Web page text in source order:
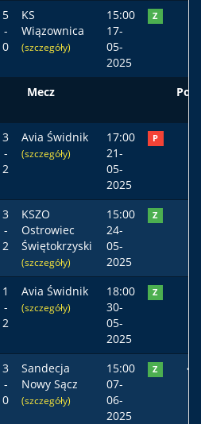
5
-
0
KS
Wiązownica
(szczegóły)
15:00
17-
05-
2025
Z
Mecz
3
-
2
Avia Świdnik
(szczegóły)
17:00
21-
05-
2025
P
3
-
2
KSZO
Ostrowiec
Świętokrzyski
(szczegóły)
15:00
24-
05-
2025
Z
1
-
2
Avia Świdnik
(szczegóły)
18:00
30-
05-
2025
Z
3
-
0
Sandecja
Nowy Sącz
(szczegóły)
15:00
07-
06-
2025
Z